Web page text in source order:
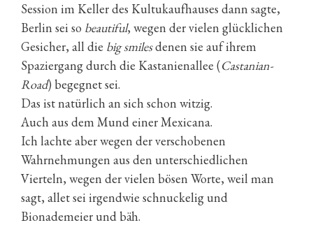
Session im Keller des Kultukaufhauses dann sagte,
Berlin sei so beautiful, wegen der vielen glücklichen
Gesicher, all die big smilesdenen sie auf ihrem
Spaziergang durch die Kastanienallee (Castanian-
Road) begegnet sei.
Das ist natürlich an sich schon witzig.
Auch aus dem Mund einer Mexicana.
Ich lachte aber wegen der verschobenen
Wahrnehmungen aus den unterschiedlichen
Vierteln, wegen der vielen bösen Worte, weil man
sagt, allet sei irgendwie schnuckelig und
Bionademeier und bäh.